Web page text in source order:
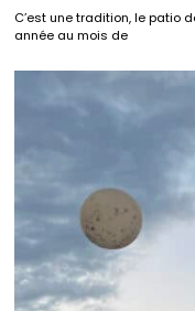
C’est une tradition, le patio
année au mois de